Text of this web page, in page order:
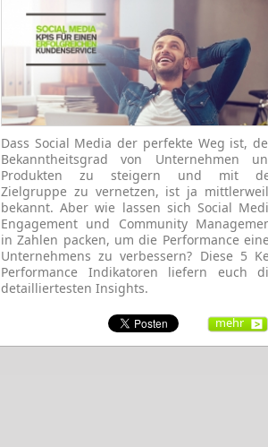
Dass Social Media der perfekte Weg ist,
Bekanntheitsgrad von Unternehmen
Produkten zu steigern und mit
Zielgruppe zu vernetzen, ist ja
bekannt. Aber wie lassen sich Social
Engagement und Community
in Zahlen packen, um die Performance
Unternehmens zu verbessern? Diese 5
Performance Indikatoren liefern euch
detailliertesten Insights.
mehr